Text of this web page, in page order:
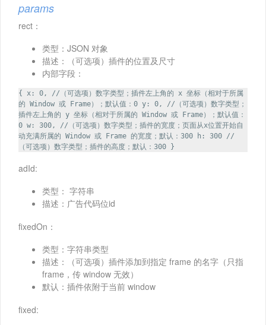
params
rect：
类型：JSON 对象
描述：（可选项）插件的位置及尺寸
内部字段：
{ x: 0, //（可选项）数字类型；插件左上角的 x 坐标（相对于所属
的 Window 或 Frame）；默认值：0 y: 0, //（可选项）数字类型；
插件左上角的 y 坐标（相对于所属的 Window 或 Frame）；默认值：
0 w: 300, //（可选项）数字类型；插件的宽度；页面从x位置开始自
动充满所属的 Window 或 Frame 的宽度；默认：300 h: 300 //
（可选项）数字类型；插件的高度；默认：300 }
adId:
类型： 字符串
描述：广告代码位id
fixedOn：
类型：字符串类型
描述：（可选项）插件添加到指定 frame 的名字（只指
frame，传 window 无效）
默认：插件依附于当前 window
fixed: